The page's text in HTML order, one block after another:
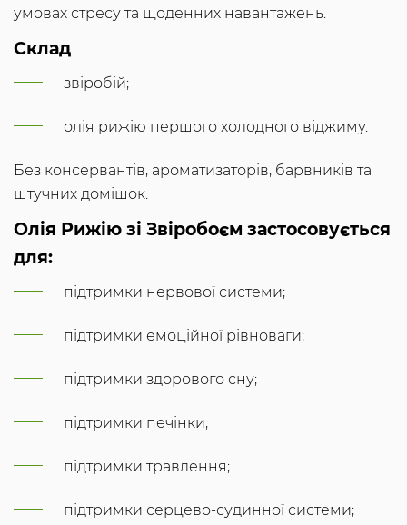
умовах стресу та щоденних навантажень.
Склад
звіробій;
олія рижію першого холодного віджиму.
Без консервантів, ароматизаторів, барвників та
штучних домішок.
Олія Рижію зі Звіробоєм застосовується
для:
підтримки нервової системи;
підтримки емоційної рівноваги;
підтримки здорового сну;
підтримки печінки;
підтримки травлення;
підтримки серцево-судинної системи;